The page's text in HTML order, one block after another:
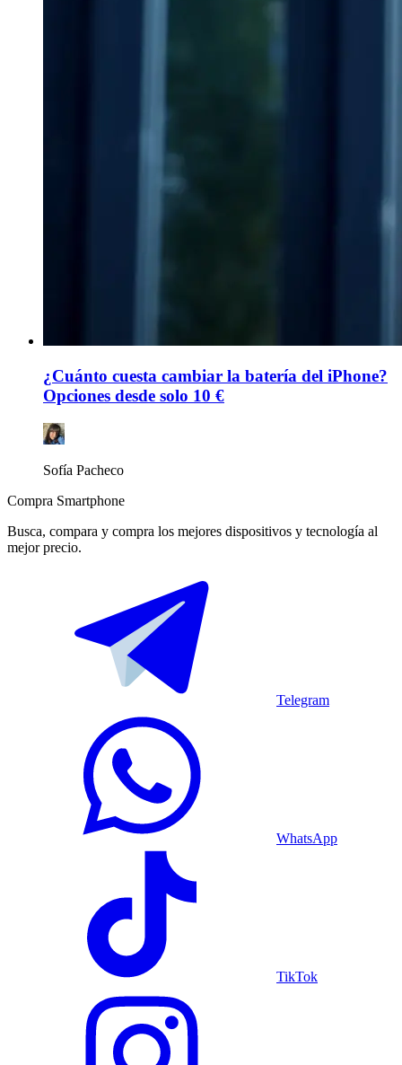
¿Cuánto cuesta cambiar la batería del iPhone?
Opciones desde solo 10 €
Sofía Pacheco
Compra Smartphone
Busca, compara y compra los mejores dispositivos y tecnología al
mejor precio.
Telegram
WhatsApp
TikTok